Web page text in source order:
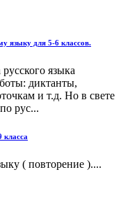
языку для 5-6 классов.
языка
диктанты,
и т.д. Но в свете
рус...
класса
( повторение )....